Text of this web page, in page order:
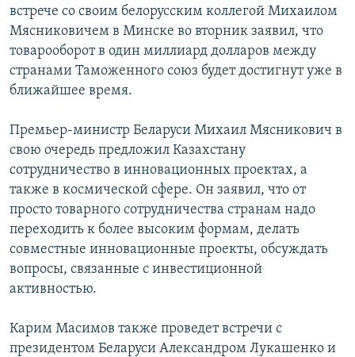
поискуЎЗБЕКЧА
ТОҶИКӢ
TÜRKMENÇE
Все сайты РСЕ/РС
встрече со своим белорусским коллегой Михаилом
Мясниковичем в Минске во вторник заявил, что
товарооборот в один миллиард долларов между
странами Таможенного союз будет достигнут уже в
ближайшее время.
Премьер-министр Беларуси Михаил Мясникович в
свою очередь предложил Казахстану
сотрудничество в инновационных проектах, а
также в космической сфере. Он заявил, что от
просто товарного сотрудничества странам надо
переходить к более высоким формам, делать
совместные инновационные проекты, обсуждать
вопросы, связанные с инвестиционной
активностью.
Карим Масимов также проведет встречи с
президентом Беларуси Александром Лукашенко и